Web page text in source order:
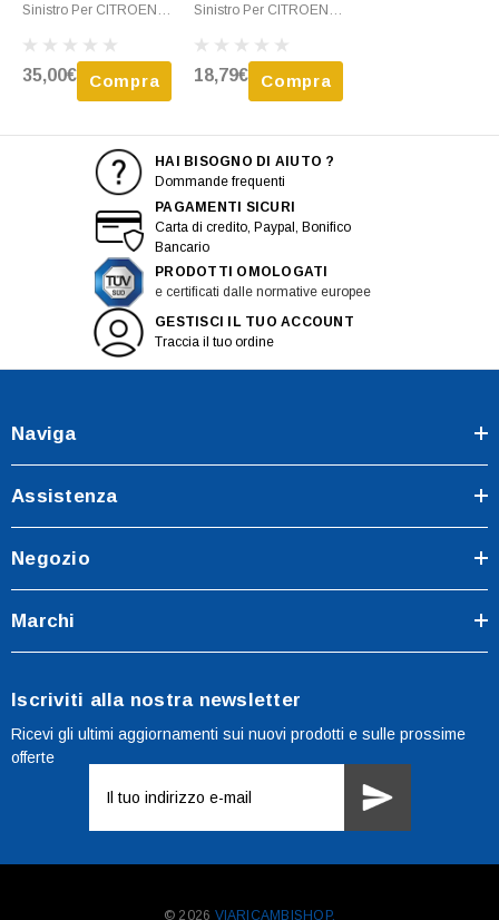
Sinistro Per CITROEN
2008 Meccanico
Termico C/Primer
35,00€ Compra
Sinistro Per CITROEN
2002 Meccanico Nero
Nuovo
18,79€ Compra
HAI BISOGNO DI AIUTO ?
Dommande frequenti
PAGAMENTI SICURI
Carta di credito, Paypal, Bonifico
Bancario
PRODOTTI OMOLOGATI
e certificati dalle normative europee
GESTISCI IL TUO ACCOUNT
Traccia il tuo ordine
Naviga
Assistenza
Negozio
Marchi
Iscriviti alla nostra newsletter
Ricevi gli ultimi aggiornamenti sui nuovi prodotti e sulle prossime
offerte
mail
© 2026 VIARICAMBISHOP.